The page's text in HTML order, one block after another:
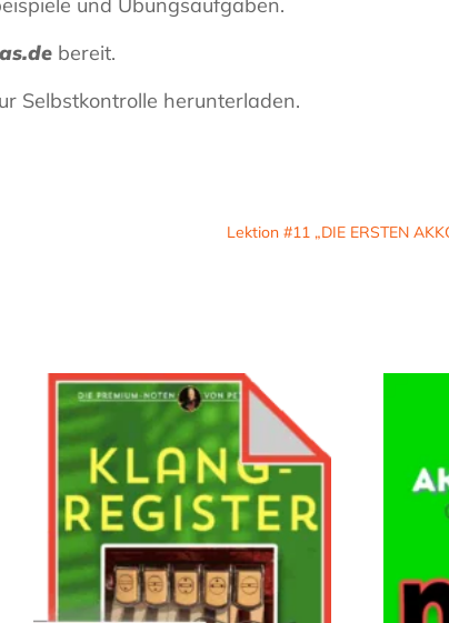
bereit.
Selbstkontrolle herunterladen.
Lektion #11 „DIE ERSTEN